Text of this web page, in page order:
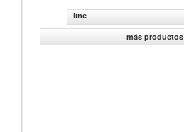
line
más productos